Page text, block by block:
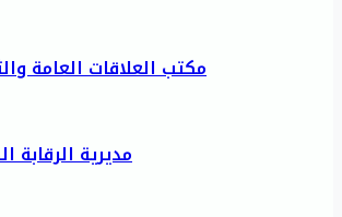
مكتب العلاقات العامة
مديرية الرقابة